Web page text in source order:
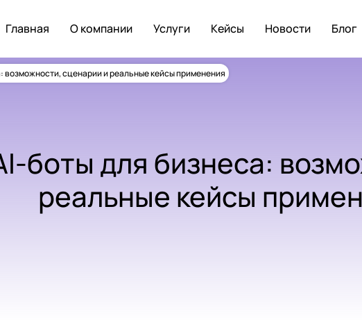
Главная О компании Услуги Кейсы Новости Блог
возможности, сценарии и реальные кейсы применения
боты для бизнеса:
реальные кейсы